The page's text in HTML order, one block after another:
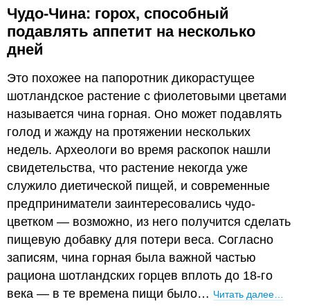
Чудо-Чина: горох, способный
подавлять аппетит на несколько
дней
Это похожее на папоротник дикорастущее
шотландское растение с фиолетовыми цветами
называется чина горная. Оно может подавлять
голод и жажду на протяжении нескольких
недель. Археологи во время раскопок нашли
свидетельства, что растение некогда уже
служило диетической пищей, и современные
предприниматели заинтересовались чудо-
цветком — возможно, из него получится сделать
пищевую добавку для потери веса. Согласно
записям, чина горная была важной частью
рациона шотландских горцев вплоть до 18-го
века — в те времена пищи было… Читать далее…